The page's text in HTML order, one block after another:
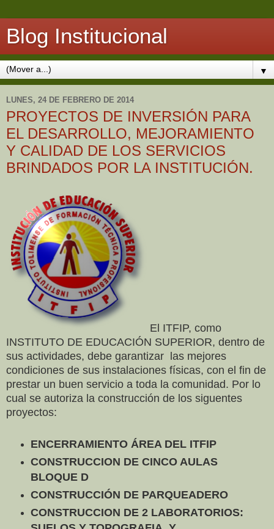
Blog Institucional
▼
LUNES, 24 DE FEBRERO DE 2014
PROYECTOS DE INVERSIÓN PARA
EL DESARROLLO, MEJORAMIENTO
Y CALIDAD DE LOS SERVICIOS
BRINDADOS POR LA INSTITUCIÓN.
El ITFIP, como
INSTITUTO DE EDUCACIÓN SUPERIOR, dentro de
sus actividades, debe garantizar las mejores
condiciones de sus instalaciones físicas, con el fin de
prestar un buen servicio a toda la comunidad. Por lo
cual se autoriza la construcción de los siguentes
proyectos:
ENCERRAMIENTO ÁREA DEL ITFIP
CONSTRUCCION DE CINCO AULAS
BLOQUE D
CONSTRUCCIÓN DE PARQUEADERO
CONSTRUCCION DE 2 LABORATORIOS: